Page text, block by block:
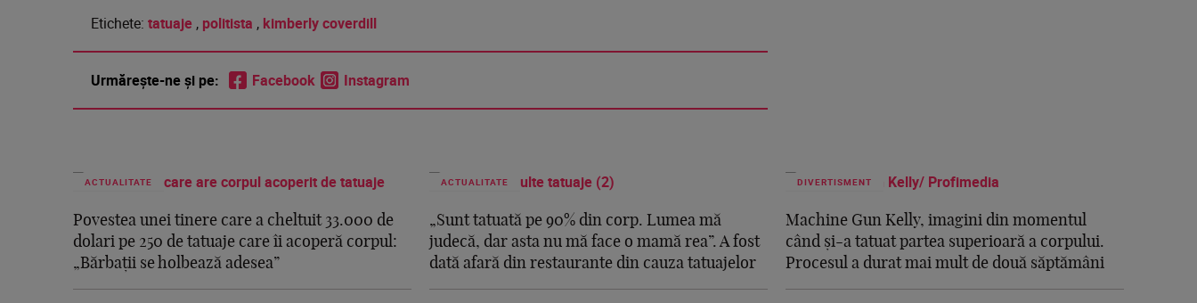
Etichete: tatuaje , politista , kimberly coverdill
Urmărește-ne și pe: Facebook Instagram
ACTUALITATE
Povestea unei tinere care a cheltuit 33.000 de
dolari pe 250 de tatuaje care îi acoperă corpul:
„Bărbații se holbează adesea”
ACTUALITATE
„Sunt tatuată pe 90% din corp. Lumea mă
judecă, dar asta nu mă face o mamă rea”. A fost
dată afară din restaurante din cauza tatuajelor
DIVERTISMENT
Machine Gun Kelly, imagini din momentul
când și-a tatuat partea superioară a corpului.
Procesul a durat mai mult de două săptămâni